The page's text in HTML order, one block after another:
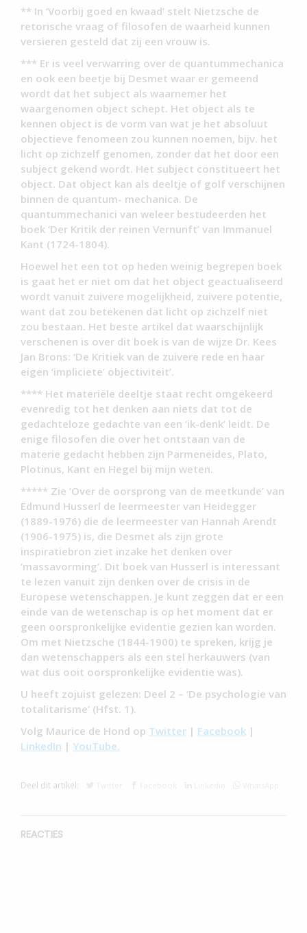
** In ‘Voorbij goed en kwaad’ stelt Nietzsche de
retorische vraag of filosofen de waarheid kunnen
versieren gesteld dat zij een vrouw is.
*** Er is veel verwarring over de quantummechanica
en ook een beetje bij Desmet waar er gemeend
wordt dat het subject als waarnemer het
waargenomen object schept. Het object als te
kennen object is de vorm van wat je het absoluut
objectieve fenomeen zou kunnen noemen, bijv. het
licht op zichzelf genomen, zonder dat het door een
subject gekend wordt. Het subject constitueert het
object. Dat object kan als deeltje of golf verschijnen
binnen de quantum- mechanica. De
quantummechanici van weleer bestudeerden het
boek ‘Der Kritik der reinen Vernunft’ van Immanuel
Kant (1724-1804).
Hoewel het een tot op heden weinig begrepen boek
is gaat het er niet om dat het object geactualiseerd
wordt vanuit zuivere mogelijkheid, zuivere potentie,
want dat zou betekenen dat licht op zichzelf niet
zou bestaan. Het beste artikel dat waarschijnlijk
verschenen is over dit boek is van de wijze Dr. Kees
Jan Brons: ‘De Kritiek van de zuivere rede en haar
eigen ‘impliciete’ objectiviteit’.
**** Het materiële deeltje staat recht omgekeerd
evenredig tot het denken aan niets dat tot de
gedachteloze gedachte van een ‘ik-denk’ leidt. De
enige filosofen die over het ontstaan van de
materie gedacht hebben zijn Parmeneides, Plato,
Plotinus, Kant en Hegel bij mijn weten.
***** Zie ‘Over de oorsprong van de meetkunde’ van
Edmund Husserl de leermeester van Heidegger
(1889-1976) die de leermeester van Hannah Arendt
(1906-1975) is, die Desmet als zijn grote
inspiratiebron ziet inzake het denken over
‘massavorming’. Dit boek van Husserl is interessant
te lezen vanuit zijn denken over de crisis in de
Europese wetenschappen. Je kunt zeggen dat er een
einde van de wetenschap is op het moment dat er
geen oorspronkelijke evidentie gezien kan worden.
Om met Nietzsche (1844-1900) te spreken, krijg je
dan wetenschappers als een stel herkauwers (van
wat dus ooit oorspronkelijke evidentie was).
U heeft zojuist gelezen: Deel 2 – ‘De psychologie van
totalitarisme’ (Hfst. 1).
Volg Maurice de Hond op Twitter | Facebook |
LinkedIn | YouTube.
Deel dit artikel:
REACTIES